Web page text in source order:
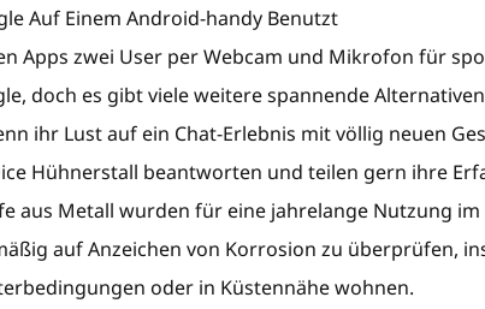
Auf Einem Android-handy Benutzt
Apps zwei User per Webcam und Mikrofon für
doch es gibt viele weitere spannende
ihr Lust auf ein Chat-Erlebnis mit völlig neuen
Hühnerstall beantworten und teilen gern ihre
aus Metall wurden für eine jahrelange Nutzung
auf Anzeichen von Korrosion zu überprüfen,
oder in Küstennähe wohnen.